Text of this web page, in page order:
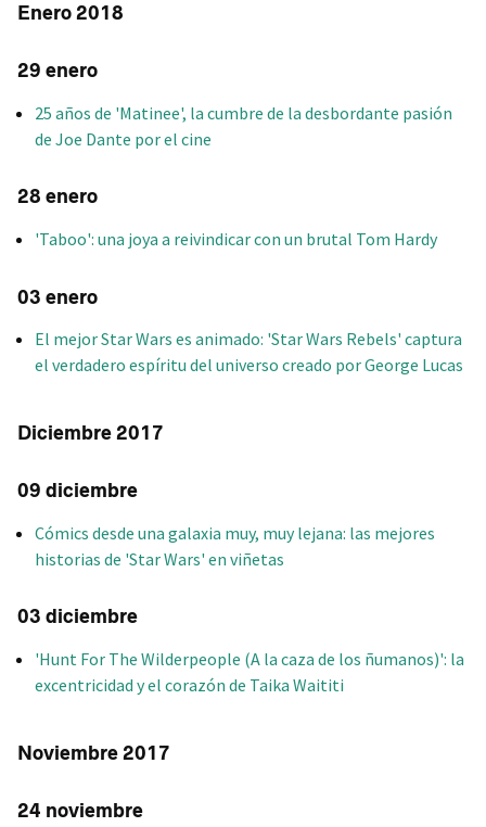
Enero 2018
29 enero
25 años de 'Matinee', la cumbre de la desbordante pasión
de Joe Dante por el cine
28 enero
'Taboo': una joya a reivindicar con un brutal Tom Hardy
03 enero
El mejor Star Wars es animado: 'Star Wars Rebels' captura
el verdadero espíritu del universo creado por George Lucas
Diciembre 2017
09 diciembre
Cómics desde una galaxia muy, muy lejana: las mejores
historias de 'Star Wars' en viñetas
03 diciembre
'Hunt For The Wilderpeople (A la caza de los ñumanos)': la
excentricidad y el corazón de Taika Waititi
Noviembre 2017
24 noviembre